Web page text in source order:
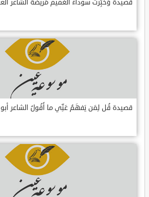
قصيدة وَخُبِّرتُ سوداءَ الغَميم مَريضةٌ الشاعر
قصيدة قُل لِمَن يَفهَمُ عَنِّي ما أَقُولُ الشاعر أبو